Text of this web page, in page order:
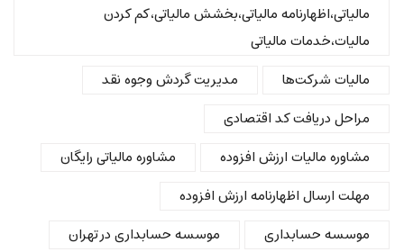
مالیاتی،اظهارنامه مالیاتی،بخشش مالیاتی،کم کردن
مالیات،خدمات مالیاتی
مالیات شرکت‌ها
مدیریت گردش وجوه نقد
مراحل دریافت کد اقتصادی
مشاوره مالیات ارزش افزوده
مشاوره مالیاتی رایگان
مهلت ارسال اظهارنامه ارزش افزوده
موسسه حسابداری
موسسه حسابداری در تهران